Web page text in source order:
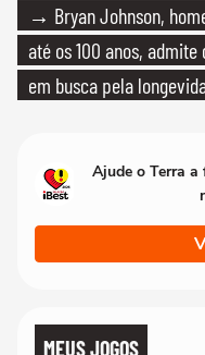
→ Bryan Johnson,
até os 100 anos, admite
em busca pela
Ajude o Terra
MEUS JOGOS